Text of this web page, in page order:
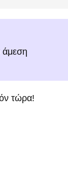
άμεση
τώρα!